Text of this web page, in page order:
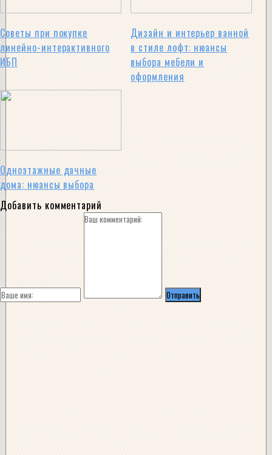
Советы при покупке
линейно-интерактивного
ИБП
Дизайн и интерьер ванной
в стиле лофт: нюансы
выбора мебели и
оформления
Одноэтажные дачные
дома: нюансы выбора
Добавить комментарий